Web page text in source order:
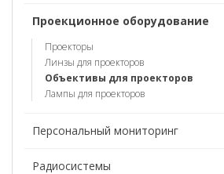
Проекционное оборудование
Проекторы
Линзы для проекторов
Объективы для проекторов
Лампы для проекторов
Персональный мониторинг
Радиосистемы